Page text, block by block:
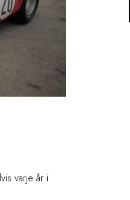
varje år i